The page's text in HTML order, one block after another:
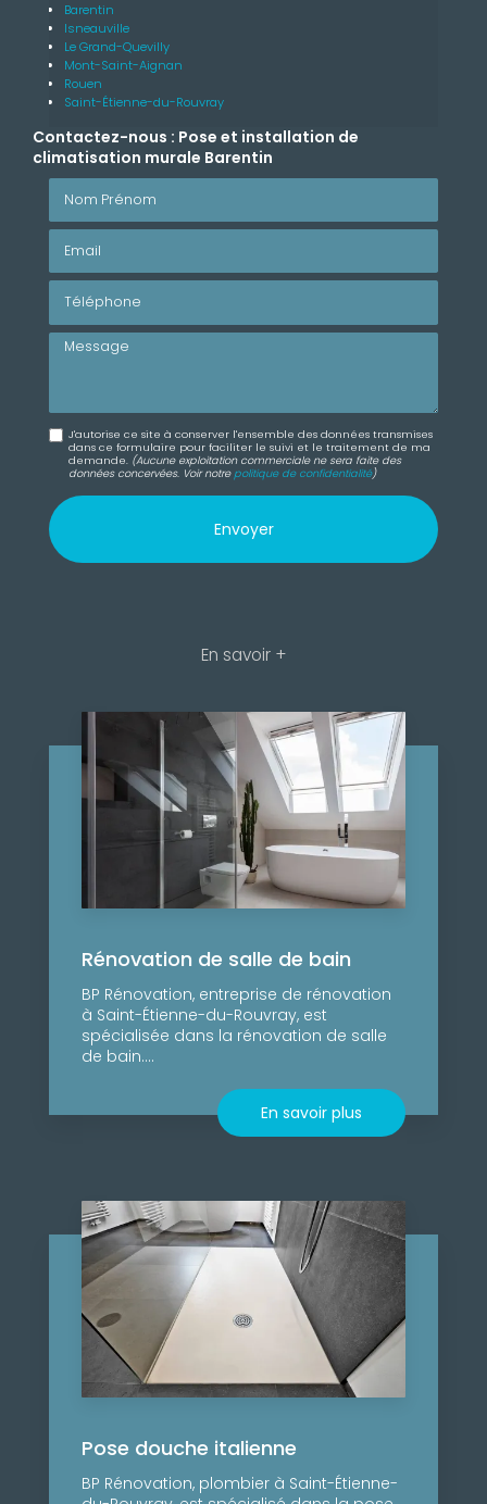
Barentin
Isneauville
Le Grand-Quevilly
Mont-Saint-Aignan
Rouen
Saint-Étienne-du-Rouvray
Contactez-nous : Pose et installation de
climatisation murale Barentin
Nom Prénom
Message
J'autorise ce site à conserver l'ensemble des données transmises
dans ce formulaire pour faciliter le suivi et le traitement de ma
demande. (Aucune exploitation commerciale ne sera faite des
données concervées. Voir notre politique de confidentialité)
En savoir +
Rénovation de salle de bain
BP Rénovation, entreprise de rénovation
à Saint-Étienne-du-Rouvray, est
spécialisée dans la rénovation de salle
de bain....
En savoir plus
Pose douche italienne
BP Rénovation, plombier à Saint-Étienne-